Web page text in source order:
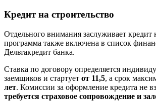
Кредит на строительство
Отдельного внимания заслуживает кредит
программа также включена в список
Дельтакредит банка.
Ставка по договору определяется
заемщиков и стартует от 11,5, а срок
лет. Комиссии за оформление кредита не
требуется страховое сопровождение и